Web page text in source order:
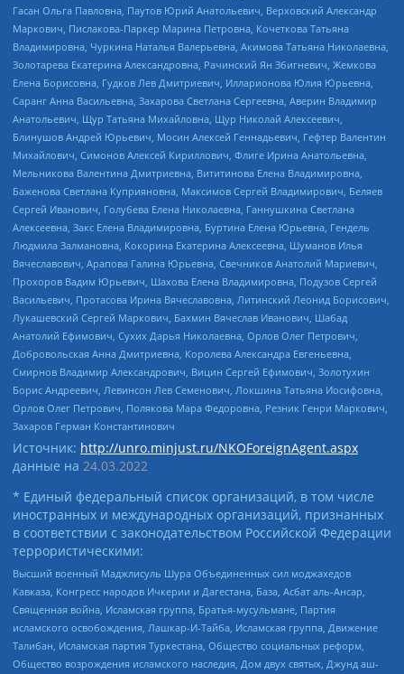
Гасан Ольга Павловна, Паутов Юрий Анатольевич, Верховский Александр
Маркович, Пислакова-Паркер Марина Петровна, Кочеткова Татьяна
Владимировна, Чуркина Наталья Валерьевна, Акимова Татьяна Николаевна,
Золотарева Екатерина Александровна, Рачинский Ян Збигневич, Жемкова
Елена Борисовна, Гудков Лев Дмитриевич, Илларионова Юлия Юрьевна,
Саранг Анна Васильевна, Захарова Светлана Сергеевна, Аверин Владимир
Анатольевич, Щур Татьяна Михайловна, Щур Николай Алексеевич,
Блинушов Андрей Юрьевич, Мосин Алексей Геннадьевич, Гефтер Валентин
Михайлович, Симонов Алексей Кириллович, Флиге Ирина Анатольевна,
Мельникова Валентина Дмитриевна, Вититинова Елена Владимировна,
Баженова Светлана Куприяновна, Максимов Сергей Владимирович, Беляев
Сергей Иванович, Голубева Елена Николаевна, Ганнушкина Светлана
Алексеевна, Закс Елена Владимировна, Буртина Елена Юрьевна, Гендель
Людмила Залмановна, Кокорина Екатерина Алексеевна, Шуманов Илья
Вячеславович, Арапова Галина Юрьевна, Свечников Анатолий Мариевич,
Прохоров Вадим Юрьевич, Шахова Елена Владимировна, Подузов Сергей
Васильевич, Протасова Ирина Вячеславовна, Литинский Леонид Борисович,
Лукашевский Сергей Маркович, Бахмин Вячеслав Иванович, Шабад
Анатолий Ефимович, Сухих Дарья Николаевна, Орлов Олег Петрович,
Добровольская Анна Дмитриевна, Королева Александра Евгеньевна,
Смирнов Владимир Александрович, Вицин Сергей Ефимович, Золотухин
Борис Андреевич, Левинсон Лев Семенович, Локшина Татьяна Иосифовна,
Орлов Олег Петрович, Полякова Мара Федоровна, Резник Генри Маркович,
Захаров Герман Константинович
Источник: http://unro.minjust.ru/NKOForeignAgent.aspx
данные на 24.03.2022
* Единый федеральный список организаций, в том числе
иностранных и международных организаций, признанных
в соответствии с законодательством Российской Федерации
террористическими:
Высший военный Маджлисуль Шура Объединенных сил моджахедов
Кавказа, Конгресс народов Ичкерии и Дагестана, База, Асбат аль-Ансар,
Священная война, Исламская группа, Братья-мусульмане, Партия
исламского освобождения, Лашкар-И-Тайба, Исламская группа, Движение
Талибан, Исламская партия Туркестана, Общество социальных реформ,
Общество возрождения исламского наследия, Дом двух святых, Джунд аш-